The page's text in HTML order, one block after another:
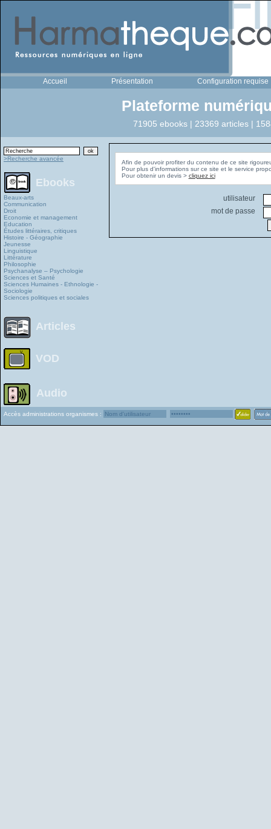
Accueil Présentation Configuration requise
Plateforme
71905 ebooks | 23369 articles |
>Recherche avancée
Ebooks
Beaux-arts
Communication
Droit
Economie et management
Education
Études littéraires, critiques
Histoire - Géographie
Jeunesse
Linguistique
Littérature
Philosophie
Psychanalyse – Psychologie
Sciences et Santé
Sciences Humaines - Ethnologie -
Sociologie
Sciences politiques et sociales
Articles
VOD
Audio
Afin de pouvoir profiter du contenu de ce site
Pour plus d'informations sur ce site et le service
Pour obtenir un devis > cliquez ici
utilisateur
mot de passe
Accès administrations organismes :